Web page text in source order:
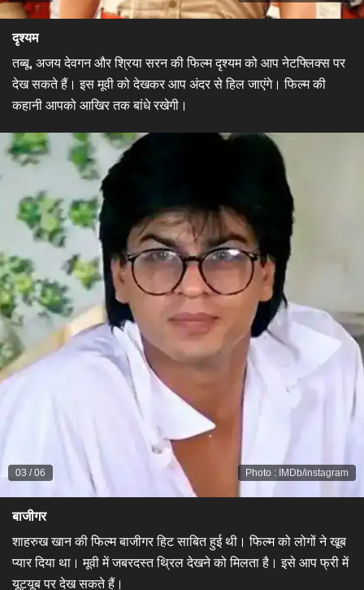
दृश्यम
तब्बू, अजय देवगन और श्रिया सरन की फिल्म दृश्यम को आप नेटफ्लिक्स पर
देख सकते हैं। इस मूवी को देखकर आप अंदर से हिल जाएंगे। फिल्म की
कहानी आपको आखिर तक बांधे रखेगी।
Photo : IMDb/instagram
03 /06
बाजीगर
शाहरुख खान की फिल्म बाजीगर हिट साबित हुई थी। फिल्म को लोगों ने खूब
प्यार दिया था। मूवी में जबरदस्त थ्रिल देखने को मिलता है। इसे आप फ्री में
यूट्यूब पर देख सकते हैं।